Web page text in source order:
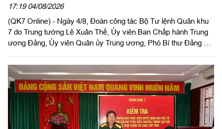
thành lập Quân khu
17:19 04/08/2026
(QK7 Online) - Ngày 4/8, Đoàn công tác Bộ Tư lệnh Quân khu
7 do Trung tướng Lê Xuân Thế, Ủy viên Ban Chấp hành Trung
ương Đảng, Ủy viên Quân ủy Trung ương, Phó Bí thư Đảng ủy,
ủy, Chính ủy Quân khu làm trưởng đoàn phối hợp với UBND
tỉnh Tây Ninh khảo sát thực địa khu đất phục dựng Di tích lịch
sử nơi thành lập LLVT Quân khu 7 tại xã Đức Huệ, tỉnh Tây
Ninh. Đồng chí Lê Văn Hẳn, Phó Bí thư Tỉnh uỷ, Chủ tịch
UBND tỉnh Tây Ninh tiếp và làm việc với đoàn.